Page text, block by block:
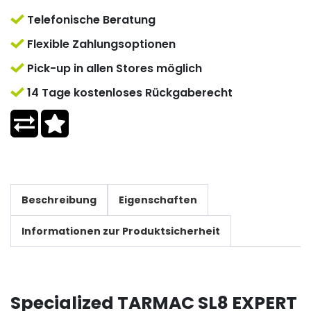
Telefonische Beratung
Flexible Zahlungsoptionen
Pick-up in allen Stores möglich
14 Tage kostenloses Rückgaberecht
Beschreibung Eigenschaften
Informationen zur Produktsicherheit
Specialized TARMAC SL8 EXPERT